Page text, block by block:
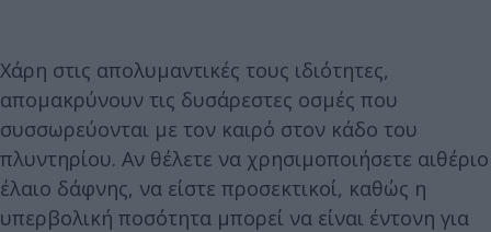
Χάρη στις απολυμαντικές τους ιδιότητες,
απομακρύνουν τις δυσάρεστες οσμές που
συσσωρεύονται με τον καιρό στον κάδο του
πλυντηρίου. Αν θέλετε να χρησιμοποιήσετε αιθέριο
έλαιο δάφνης, να είστε προσεκτικοί, καθώς η
υπερβολική ποσότητα μπορεί να είναι έντονη για